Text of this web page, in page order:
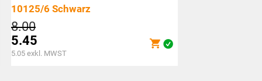
10125/6 Schwarz
8.00Ursprünglicher
Preis
war:
5.45
Aktueller
5.05 exkl. MWST